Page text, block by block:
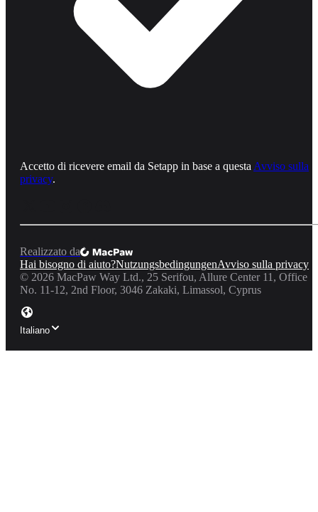
Accetto di ricevere email da Setapp in base a questa Avviso sulla
privacy.
Realizzato da
Hai bisogno di aiuto?NutzungsbedingungenAvviso sulla privacy
© 2026 MacPaw Way Ltd., 25 Serifou, Allure Center 11, Office
No. 11-12, 2nd Floor, 3046 Zakaki, Limassol, Cyprus
Italiano